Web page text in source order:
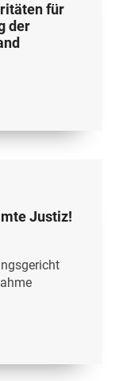
für
der
Justiz!